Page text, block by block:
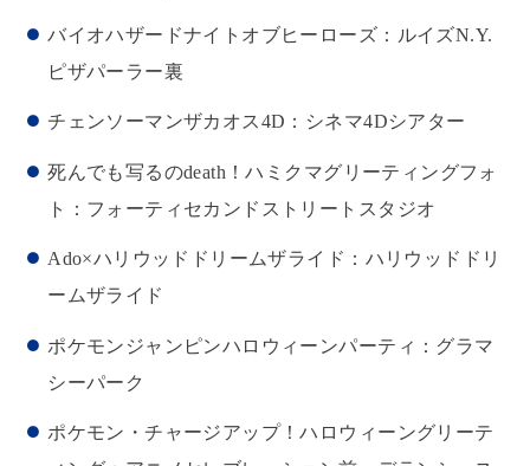
バイオハザードナイトオブヒーローズ：ルイズN.Y.
ピザパーラー裏
チェンソーマンザカオス4D：シネマ4Dシアター
死んでも写るのdeath！ハミクマグリーティングフォ
ト：フォーティセカンドストリートスタジオ
Ado×ハリウッドドリームザライド：ハリウッドドリ
ームザライド
ポケモンジャンピンハロウィーンパーティ：グラマ
シーパーク
ポケモン・チャージアップ！ハロウィーングリーテ